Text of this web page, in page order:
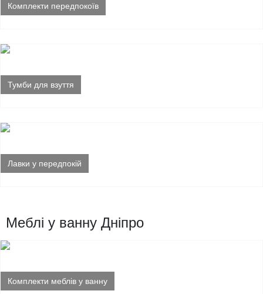
Комплекти передпокоїв
Тумби для взуття
Лавки у передпокій
Меблі у ванну Дніпро
Комплекти меблів у ванну